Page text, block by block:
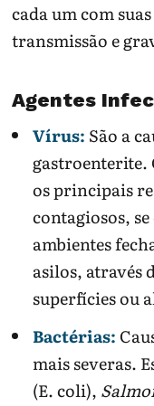
Priorize água,
tolerada; evite
Procure
alta,
bebê pequeno,
Nota de
gastroenterites
usado sem
Para continuar no
borbulhando e
e diarreia
cada um com
transmissão e
Agentes
Vírus: São a
gastroenterite.
os principais
contagiosos,
ambientes
asilos, através
superfícies ou
Bactérias:
mais severas.
(E. coli),